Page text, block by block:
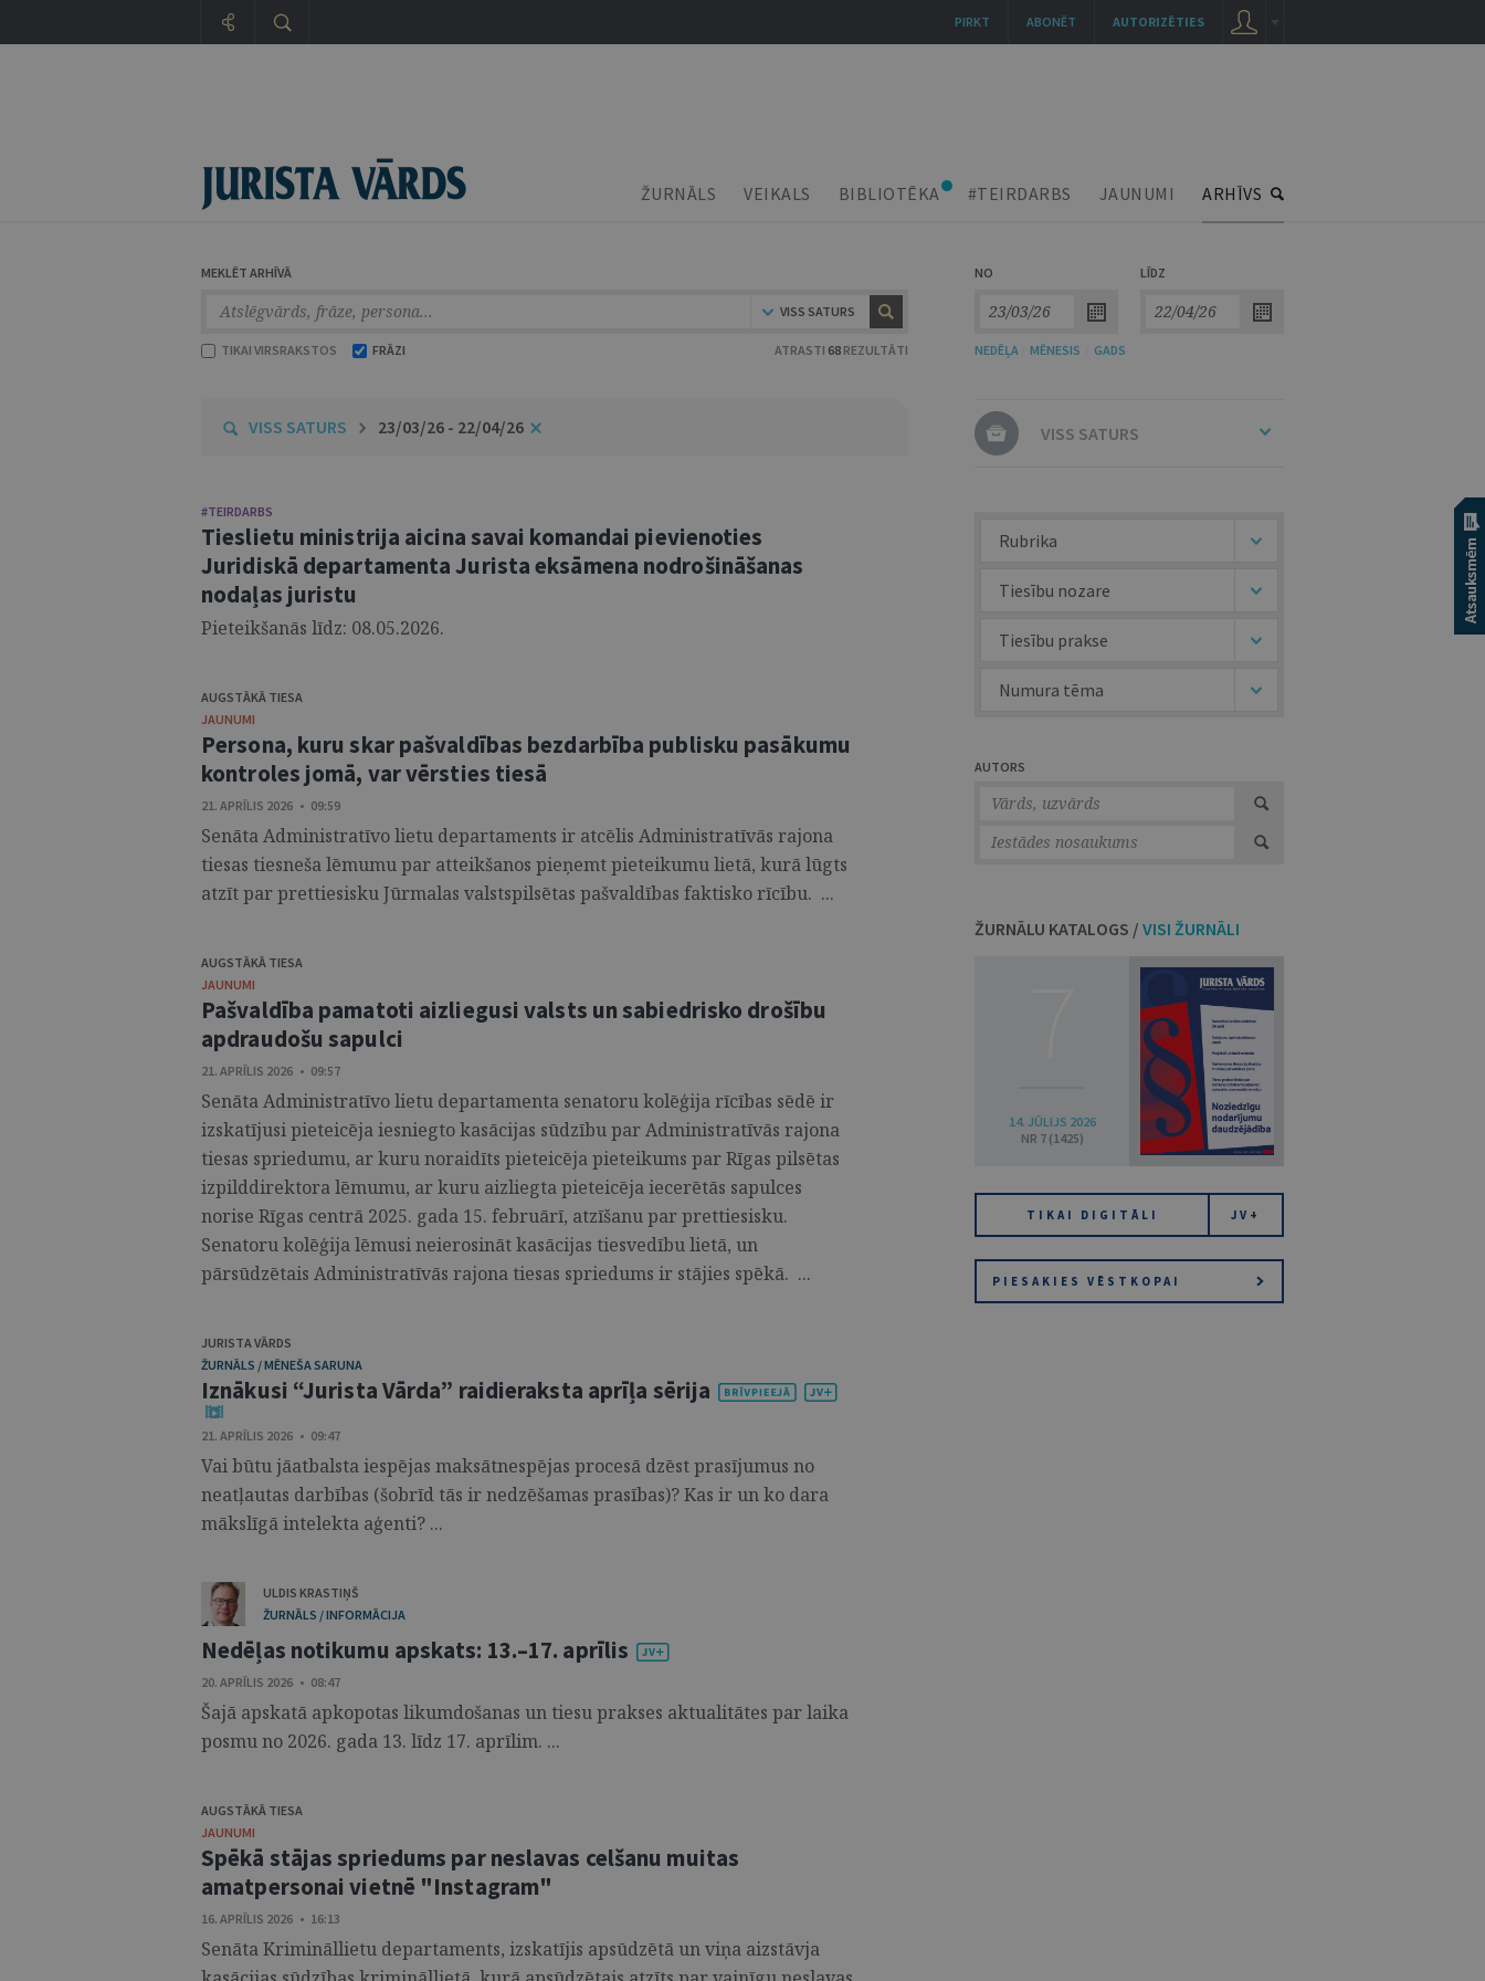
ŽURNĀLS VEIKALS BIBLIOTĒKA #TEIRDARBS JAUNUMI ARHĪVS
MEKLĒT ARHĪVĀ
VISS SATURS
TIKAI VIRSRAKSTOS FRĀZI ATRASTI 68 REZULTĀTI
NO LĪDZ
NEDĒĻA MĒNESIS GADS
VISS SATURS 23/03/26 - 22/04/26
#TEIRDARBS
Tieslietu ministrija aicina savai komandai pievienoties
Juridiskā departamenta Jurista eksāmena nodrošināšanas
nodaļas juristu
Pieteikšanās līdz: 08.05.2026.
AUGSTĀKĀ TIESA
JAUNUMI
Persona, kuru skar pašvaldības bezdarbība publisku pasākumu
kontroles jomā, var vērsties tiesā
21. APRĪLIS 2026 • 09:59
Senāta Administratīvo lietu departaments ir atcēlis Administratīvās rajona
tiesas tiesneša lēmumu par atteikšanos pieņemt pieteikumu lietā, kurā lūgts
atzīt par prettiesisku Jūrmalas valstspilsētas pašvaldības faktisko rīcību. ...
AUGSTĀKĀ TIESA
JAUNUMI
Pašvaldība pamatoti aizliegusi valsts un sabiedrisko drošību
apdraudošu sapulci
21. APRĪLIS 2026 • 09:57
Senāta Administratīvo lietu departamenta senatoru kolēģija rīcības sēdē ir
izskatījusi pieteicēja iesniegto kasācijas sūdzību par Administratīvās rajona
tiesas spriedumu, ar kuru noraidīts pieteicēja pieteikums par Rīgas pilsētas
izpilddirektora lēmumu, ar kuru aizliegta pieteicēja iecerētās sapulces
norise Rīgas centrā 2025. gada 15. februārī, atzīšanu par prettiesisku.
Senatoru kolēģija lēmusi neierosināt kasācijas tiesvedību lietā, un
pārsūdzētais Administratīvās rajona tiesas spriedums ir stājies spēkā. ...
JURISTA VĀRDS
ŽURNĀLS / MĒNEŠA SARUNA
Iznākusi “Jurista Vārda” raidieraksta aprīļa sērija
21. APRĪLIS 2026 • 09:47
Vai būtu jāatbalsta iespējas maksātnespējas procesā dzēst prasījumus no
neatļautas darbības (šobrīd tās ir nedzēšamas prasības)? Kas ir un ko dara
mākslīgā intelekta aģenti? ...
ULDIS KRASTIŅŠ
ŽURNĀLS / INFORMĀCIJA
Nedēļas notikumu apskats: 13.–17. aprīlis
20. APRĪLIS 2026 • 08:47
Šajā apskatā apkopotas likumdošanas un tiesu prakses aktualitātes par laika
posmu no 2026. gada 13. līdz 17. aprīlim. ...
AUGSTĀKĀ TIESA
JAUNUMI
Spēkā stājas spriedums par neslavas celšanu muitas
amatpersonai vietnē "Instagram"
16. APRĪLIS 2026 • 16:13
Senāta Krimināllietu departaments, izskatījis apsūdzētā un viņa aizstāvja
VISS SATURS
Rubrika
Tiesību nozare
Tiesību prakse
Numura tēma
AUTORS
ŽURNĀLU KATALOGS / VISI ŽURNĀLI
14. JŪLIJS 2026
NR 7 (1425)
TIKAI DIGITĀLI JV+
PIESAKIES VĒSTKOPAI
AUTORIZĒTIES
ABONĒT
PIRKT